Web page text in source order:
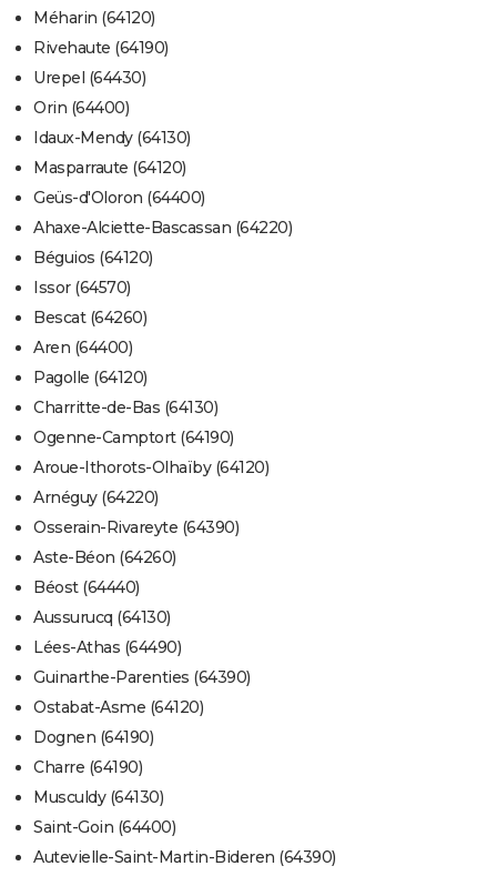
Méharin (64120)
Rivehaute (64190)
Urepel (64430)
Orin (64400)
Idaux-Mendy (64130)
Masparraute (64120)
Geüs-d'Oloron (64400)
Ahaxe-Alciette-Bascassan (64220)
Béguios (64120)
Issor (64570)
Bescat (64260)
Aren (64400)
Pagolle (64120)
Charritte-de-Bas (64130)
Ogenne-Camptort (64190)
Aroue-Ithorots-Olhaïby (64120)
Arnéguy (64220)
Osserain-Rivareyte (64390)
Aste-Béon (64260)
Béost (64440)
Aussurucq (64130)
Lées-Athas (64490)
Guinarthe-Parenties (64390)
Ostabat-Asme (64120)
Dognen (64190)
Charre (64190)
Musculdy (64130)
Saint-Goin (64400)
Autevielle-Saint-Martin-Bideren (64390)